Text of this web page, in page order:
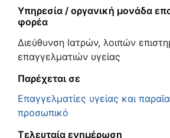
Υπηρεσία / οργανική μονάδα
φορέα
Διεύθυνση Ιατρών, λοιπών
επαγγελματιών υγείας
Παρέχεται σε
Επαγγελματίες υγείας και
προσωπικό
Τελευταία ενημέρωση